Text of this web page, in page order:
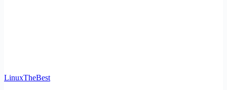
LinuxTheBest